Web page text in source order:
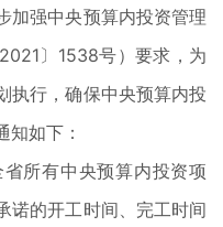
强中央预算内投资管理
〕1538号）要求，为
执行，确保中央预算内投
知如下：
所有中央预算内投资项
诺的开工时间、完工时间